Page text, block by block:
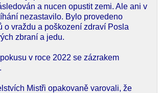
a nucen opustit zemi. Ale ani v
nezastavilo. Bylo provedeno
o vraždu a poškození zdraví Posla
zbraní a jedu.
v roce 2022 se zázrakem
Mistři opakovaně varovali, že